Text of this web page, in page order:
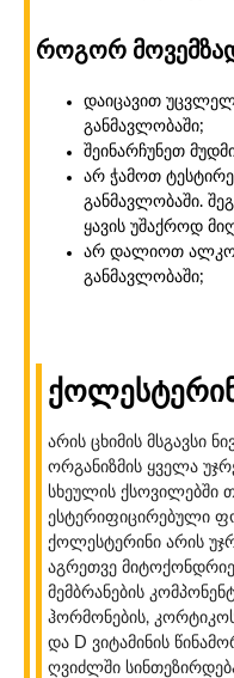
როგორ
დაიცავით
განმავლობაში;
შეინარჩუნეთ
არ ჭამოთ
განმავლობაში.
ყავის უშაქროდ
არ დალიოთ
განმავლობაში;
არის ცხიმის მსგავსი
ორგანიზმის ყველა
სხეულის ქსოვილებში
ესტერიფიცირებული
ქოლესტერინი არის
აგრეთვე
მემბრანების
ჰორმონების,
და D ვიტამინის
ღვიძლში